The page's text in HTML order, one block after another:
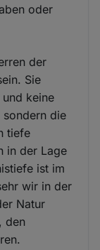
oder
der
Sie
keine
sondern die
tiefe
in der Lage
ist im
wir in der
Natur
den